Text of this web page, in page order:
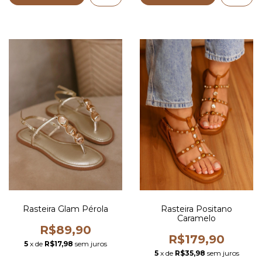
Rasteira Glam Pérola
R$89,90
5 x de R$17,98 sem juros
Rasteira Positano
Caramelo
R$179,90
5 x de R$35,98 sem juros